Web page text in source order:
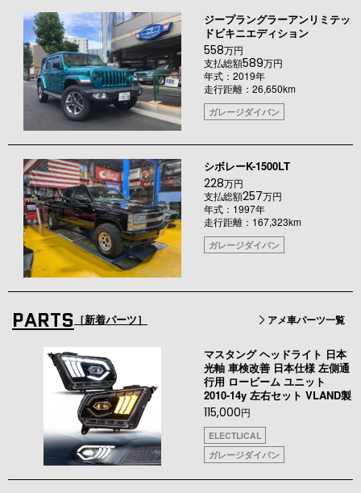
ジープラングラーアンリミテッ
ドビキニエディション
558万円
支払総額589万円
年式：2019年
走行距離：26,650km
ガレージダイバン
シボレーK-1500LT
228万円
支払総額257万円
年式：1997年
走行距離：167,323km
ガレージダイバン
PARTS ［新着パーツ］ アメ車パーツ一覧
マスタング ヘッドライト 日本
光軸 車検改善 日本仕様 左側通
行用 ロービーム ユニット
2010-14y 左右セット VLAND製
115,000円
ELECTLICAL
ガレージダイバン